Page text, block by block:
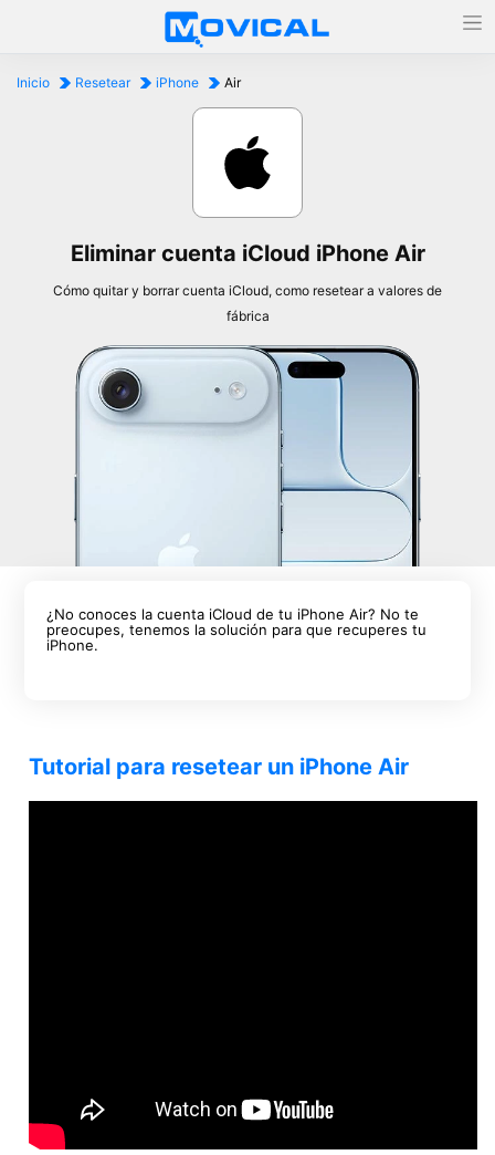
Inicio Resetear iPhone Air
Eliminar cuenta iCloud iPhone Air
Cómo quitar y borrar cuenta iCloud, como resetear a valores de
fábrica
¿No conoces la cuenta iCloud de tu iPhone Air? No te
preocupes, tenemos la solución para que recuperes tu
iPhone.
Tutorial para resetear un iPhone Air